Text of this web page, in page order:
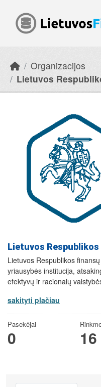
Organizacijos
Lietuvos
Lietuvos
Lietuvos Respublikos
yriausybės institucija,
efektyvų ir racionalų
sakityti plačiau
Pasekėjai
0 16